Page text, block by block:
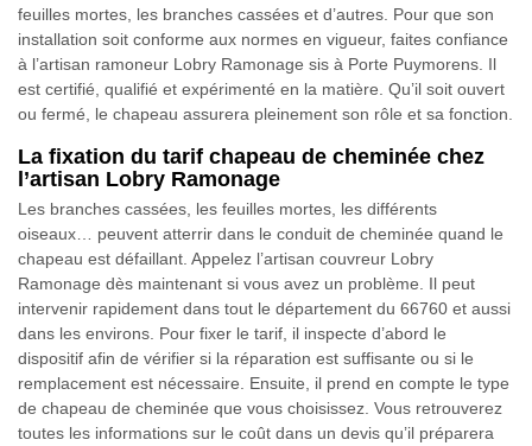
feuilles mortes, les branches cassées et d’autres. Pour que son
installation soit conforme aux normes en vigueur, faites confiance
à l’artisan ramoneur Lobry Ramonage sis à Porte Puymorens. Il
est certifié, qualifié et expérimenté en la matière. Qu’il soit ouvert
ou fermé, le chapeau assurera pleinement son rôle et sa fonction.
La fixation du tarif chapeau de cheminée chez
l’artisan Lobry Ramonage
Les branches cassées, les feuilles mortes, les différents
oiseaux… peuvent atterrir dans le conduit de cheminée quand le
chapeau est défaillant. Appelez l’artisan couvreur Lobry
Ramonage dès maintenant si vous avez un problème. Il peut
intervenir rapidement dans tout le département du 66760 et aussi
dans les environs. Pour fixer le tarif, il inspecte d’abord le
dispositif afin de vérifier si la réparation est suffisante ou si le
remplacement est nécessaire. Ensuite, il prend en compte le type
de chapeau de cheminée que vous choisissez. Vous retrouverez
toutes les informations sur le coût dans un devis qu’il préparera